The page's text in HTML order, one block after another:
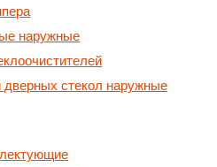
наружные
дверных стекол наружные